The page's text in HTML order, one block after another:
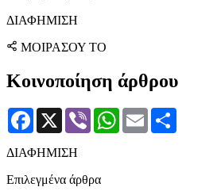
ΔΙΑΦΗΜΙΣΗ
ΜΟΙΡΑΣΟΥ ΤΟ
Κοινοποίηση άρθρου
Facebook
X Viber WhatsApp
Email
ΔΙΑΦΗΜΙΣΗ
Επιλεγμένα άρθρα